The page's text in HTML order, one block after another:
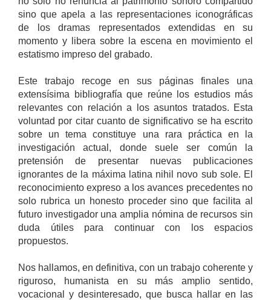
sino que apela a las representaciones iconográficas
de los dramas representados extendidas en su
momento y libera sobre la escena en movimiento el
estatismo impreso del grabado.
Este trabajo recoge en sus páginas finales una
extensísima bibliografía que reúne los estudios más
relevantes con relación a los asuntos tratados. Esta
voluntad por citar cuanto de significativo se ha escrito
sobre un tema constituye una rara práctica en la
investigación actual, donde suele ser común la
pretensión de presentar nuevas publicaciones
ignorantes de la máxima latina nihil novo sub sole. El
reconocimiento expreso a los avances precedentes no
solo rubrica un honesto proceder sino que facilita al
futuro investigador una amplia nómina de recursos sin
duda útiles para continuar con los espacios
propuestos.
Nos hallamos, en definitiva, con un trabajo coherente y
riguroso, humanista en su más amplio sentido,
vocacional y desinteresado, que busca hallar en las